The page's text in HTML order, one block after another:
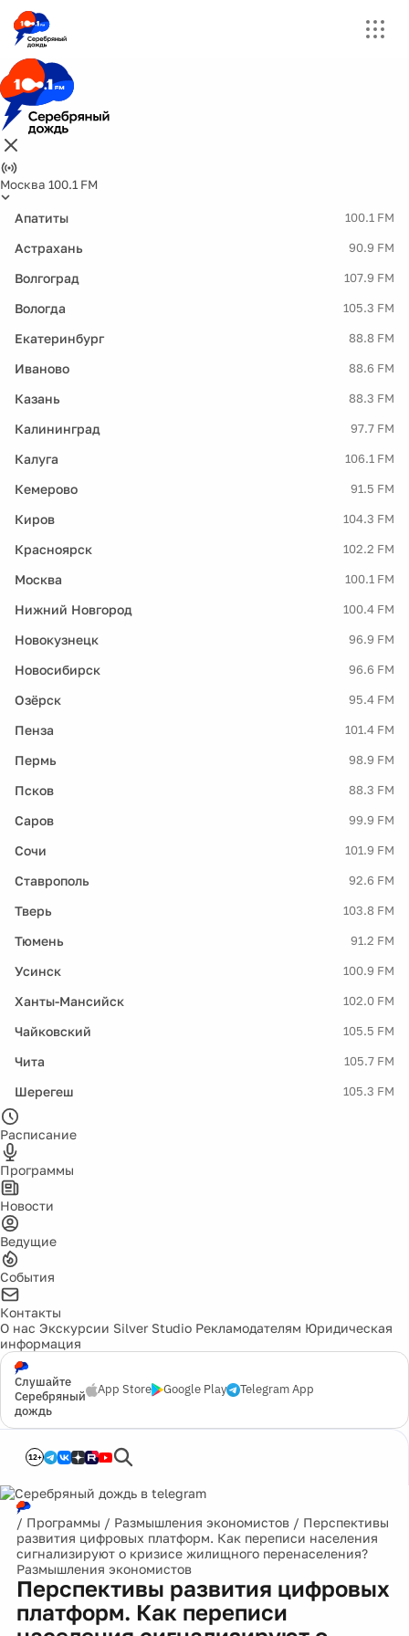
Москва 100.1 FM
Апатиты 100.1 FM
Астрахань 90.9 FM
Волгоград 107.9 FM
Вологда 105.3 FM
Екатеринбург 88.8 FM
Иваново 88.6 FM
Казань 88.3 FM
Калининград 97.7 FM
Калуга 106.1 FM
Кемерово 91.5 FM
Киров 104.3 FM
Красноярск 102.2 FM
Москва 100.1 FM
Нижний Новгород 100.4 FM
Новокузнецк 96.9 FM
Новосибирск 96.6 FM
Озёрск 95.4 FM
Пенза 101.4 FM
Пермь 98.9 FM
Псков 88.3 FM
Саров 99.9 FM
Сочи 101.9 FM
Ставрополь 92.6 FM
Тверь 103.8 FM
Тюмень 91.2 FM
Усинск 100.9 FM
Ханты-Мансийск 102.0 FM
Чайковский 105.5 FM
Чита 105.7 FM
Шерегеш 105.3 FM
Расписание
Программы
Новости
Ведущие
События
Контакты
О нас Экскурсии Silver Studio Рекламодателям Юридическая
информация
Слушайте
Серебряный
дождь
App Store Google Play Telegram App
12+
/ Программы / Размышления экономистов / Перспективы
развития цифровых платформ. Как переписи населения
сигнализируют о кризисе жилищного перенаселения?
Размышления экономистов
Перспективы развития цифровых
платформ. Как переписи